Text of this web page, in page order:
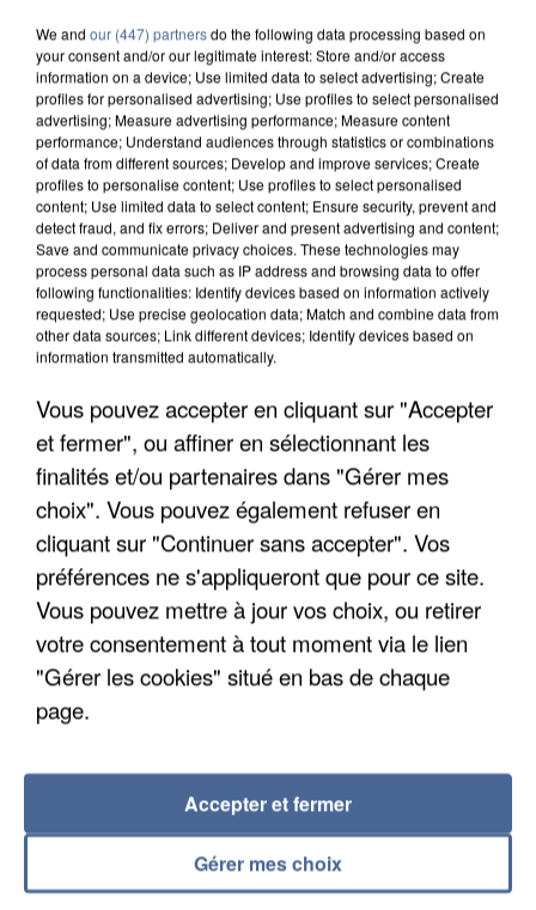
APRÈS TOUTES CES CANICULES, LES REFUGES
DE FAUNE SAUVAGE SONT...
L’UN DES FONDATEURS SUPPOSÉS DE LA DZ
MAFIA INTERPELLÉ EN ALGÉRIE
We and our (447) partnersdo the following data processing based on
your consent and/or our legitimate interest: Store and/or access
information on a device; Use limited data to select advertising; Create
profiles for personalised advertising; Use profiles to select personalised
advertising; Measure advertising performance; Measure content
performance; Understand audiences through statistics or combinations
of data from different sources; Develop and improve services; Create
profiles to personalise content; Use profiles to select personalised
content; Use limited data to select content; Ensure security, prevent and
detect fraud, and fix errors; Deliver and present advertising and content;
Save and communicate privacy choices. These technologies may
process personal data such as IP address and browsing data to offer
following functionalities: Identify devices based on information actively
requested; Use precise geolocation data; Match and combine data from
other data sources; Link different devices; Identify devices based on
information transmitted automatically.
Vous pouvez accepter en cliquant sur "Accepter
et fermer", ou affiner en sélectionnant les
finalités et/ou partenaires dans "Gérer mes
choix". Vous pouvez également refuser en
cliquant sur "Continuer sans accepter". Vos
préférences ne s'appliqueront que pour ce site.
Vous pouvez mettre à jour vos choix, ou retirer
votre consentement à tout moment via le lien
"Gérer les cookies" situé en bas de chaque
page.
Gérer mes choix
Accepter et fermer